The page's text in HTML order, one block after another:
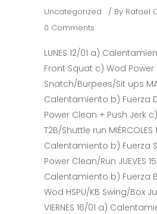
Uncategorized By Rafael
0 Comments
LUNES 12/01 a)
Front Squat c) Wod Power
Snatch/Burpees/Sit ups
Calentamiento b) Fuerza
Power Clean + Push Jerk
T2B/Shuttle run MIÉRCOLES
Calentamiento b) Fuerza
Power Clean/Run JUEVES
Calentamiento b) Fuerza
Wod HSPU/KB Swing/Box
VIERNES 16/01 a)